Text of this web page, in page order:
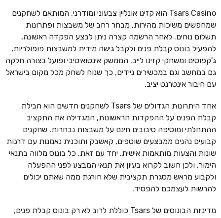
Tsars Casino הוא קזינו אונליין צבעוני ומודרני, המותאם לשחקנים
שמחפשים משיכות מהירות, מבחר רחב של משבצות ופתרונות
תשלום נוחים. לאחר הרשמה קצרה ניתן לבצע הפקדה ראשונה,
להפעיל בונוס קבלת פנים ולקבל גישה מידית למשבצות פופולריות,
ג'קפוטים ומשחקי קזינו לייב. הממשק אינטואיטיבי ופועל בצורה חלקה
גם במחשב וגם במכשירים ניידים, כך שנוח לשחק מכל מקום בישראל
עם חיבור אינטרנט יציב.
אחד היתרונות הגדולים של Tsars לשחקנים חדשים הוא חבילת
קבלת הפנים על ההפקדות הראשונות, המגדילה את התקציב
ההתחלתי ומוסיפה סיבובים חינם על משבצות נבחרות. שחקנים
קבועים נהנים ממבצעים שוטפים, קאשבק ותוכנית נאמנות עם דרגות
שונות והצעות מותאמות אישית. יחד עם זאת, כל בונוס מלווה בתנאי
הימור, ולכן חשוב לקרוא בעיון את תנאי המבצע לפני ההפעלה
ולקבוע מראש מסגרת תקציבית שלא חורגת ממה שאתם יכולים
להרשות לעצמכם להפסיד.
מדיניות הבונוסים של Tsars כוללת לרוב לא רק בונוס קבלת פנים,